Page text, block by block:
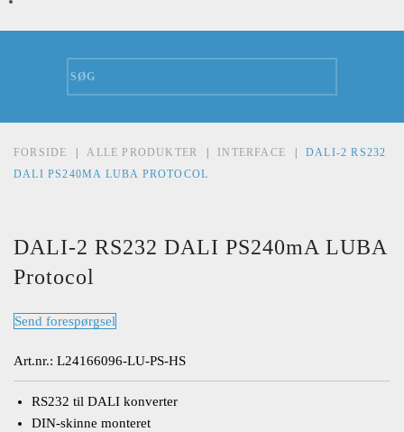
FORSIDE ALLE PRODUKTER INTERFACE
DALI-2 RS232
DALI PS240MA LUBA PROTOCOL
DALI-2 RS232 DALI PS240mA LUBA
Protocol
Send forespørgsel
Art.nr.: L24166096-LU-PS-HS
RS232 til DALI konverter
DIN-skinne monteret